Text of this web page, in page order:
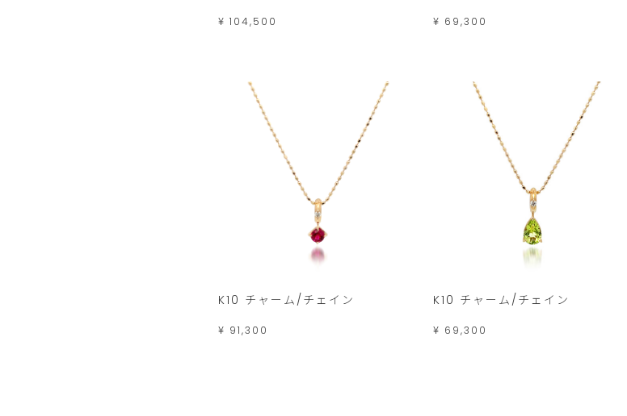
¥ 104,500 ¥ 69,300
K10 チャーム/チェイン
¥ 91,300
K10 チャーム/チェイン
¥ 69,300